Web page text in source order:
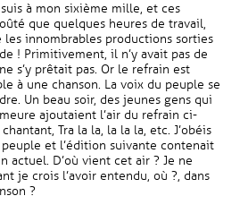
à mon sixième mille, et ces
que quelques heures de travail,
les innombrables productions sorties
! Primitivement, il n’y avait pas de
s’y prêtait pas. Or le refrain est
à une chanson. La voix du peuple se
Un beau soir, des jeunes gens qui
ajoutaient l’air du refrain ci-
Tra la la, la la la, etc. J’obéis
et l’édition suivante contenait
actuel. D’où vient cet air ? Je ne
je crois l’avoir entendu, où ?, dans
?